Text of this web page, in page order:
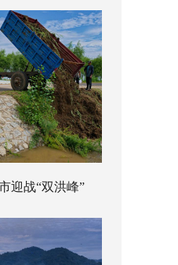
迎战“双洪峰”